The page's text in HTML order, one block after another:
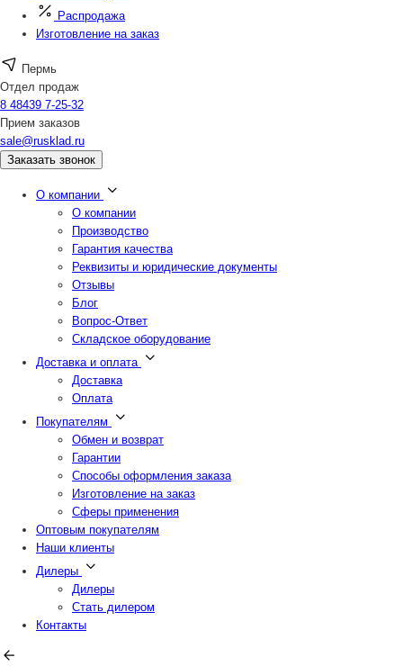
Распродажа
Изготовление на заказ
Пермь
Отдел продаж
8 48439 7-25-32
Прием заказов
sale@rusklad.ru
Заказать звонок
О компании
О компании
Производство
Гарантия качества
Реквизиты и юридические документы
Отзывы
Блог
Вопрос-Ответ
Складское оборудование
Доставка и оплата
Доставка
Оплата
Покупателям
Обмен и возврат
Гарантии
Способы оформления заказа
Изготовление на заказ
Сферы применения
Оптовым покупателям
Наши клиенты
Дилеры
Дилеры
Стать дилером
Контакты